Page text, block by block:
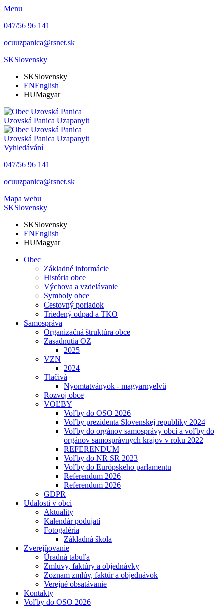
Menu
047/56 96 141
ocuuzpanica@rsnet.sk
SKSlovensky
SKSlovensky
ENEnglish
HUMagyar
Uzovská Panica Uzapanyit
Uzovská Panica Uzapanyit
Vyhledávání
047/56 96 141
ocuuzpanica@rsnet.sk
Mapa webu
SKSlovensky
SKSlovensky
ENEnglish
HUMagyar
Obec
Základné informácie
História obce
Výchova a vzdelávanie
Symboly obce
Cestovný poriadok
Triedený odpad a TKO
Samospráva
Organizačná štruktúra obce
Zasadnutia OZ
2025
VZN
2024
Tlačivá
Nyomtatványok - magyarnyelvű
Rozvoj obce
VOĽBY
Voľby do OSO 2026
Voľby prezidenta Slovenskej republiky 2024
Voľby do orgánov samosprávy obcí a voľby do
orgánov samosprávnych krajov v roku 2022
REFERENDUM
Voľby do NR SR 2023
Voľby do Európskeho parlamentu
Referendum 2026
Referendum 2026
GDPR
Udalosti v obci
Aktuality
Kalendár podujatí
Fotogaléria
Základná škola
Zverejňovanie
Úradná tabuľa
Zmluvy, faktúry a objednávky
Zoznam zmlúv, faktúr a objednávok
Verejné obsatávanie
Kontakty
Voľby do OSO 2026